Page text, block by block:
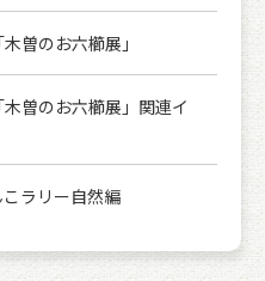
曽のお六櫛展」
曽のお六櫛展」関連イ
ラリー自然編